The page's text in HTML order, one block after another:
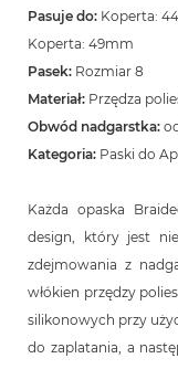
Pasuje do: Koperta:
Koperta: 49mm
Pasek: Rozmiar 8
Materiał: Przędza
Obwód nadgarstka:
Kategoria: Paski do
Każda opaska
design, który jest
zdejmowania z
włókien przędzy
silikonowych przy
do zaplatania, a